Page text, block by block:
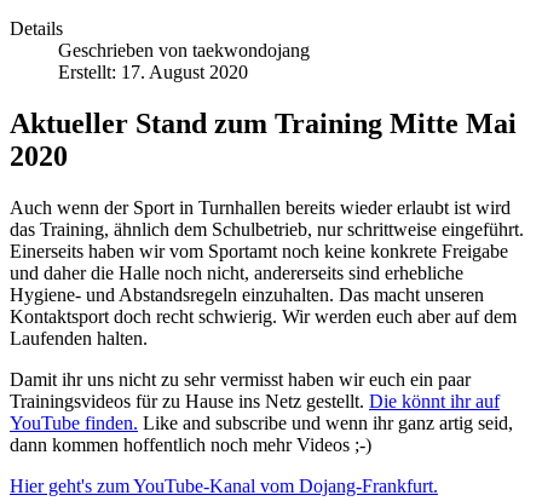
Details
Geschrieben von taekwondojang
Erstellt: 17. August 2020
Aktueller Stand zum Training Mitte Mai
2020
Auch wenn der Sport in Turnhallen bereits wieder erlaubt ist wird
das Training, ähnlich dem Schulbetrieb, nur schrittweise eingeführt.
Einerseits haben wir vom Sportamt noch keine konkrete Freigabe
und daher die Halle noch nicht, andererseits sind erhebliche
Hygiene- und Abstandsregeln einzuhalten. Das macht unseren
Kontaktsport doch recht schwierig. Wir werden euch aber auf dem
Laufenden halten.
Damit ihr uns nicht zu sehr vermisst haben wir euch ein paar
Trainingsvideos für zu Hause ins Netz gestellt. Die könnt ihr auf
YouTube finden. Like and subscribe und wenn ihr ganz artig seid,
dann kommen hoffentlich noch mehr Videos ;-)
Hier geht's zum YouTube-Kanal vom Dojang-Frankfurt.